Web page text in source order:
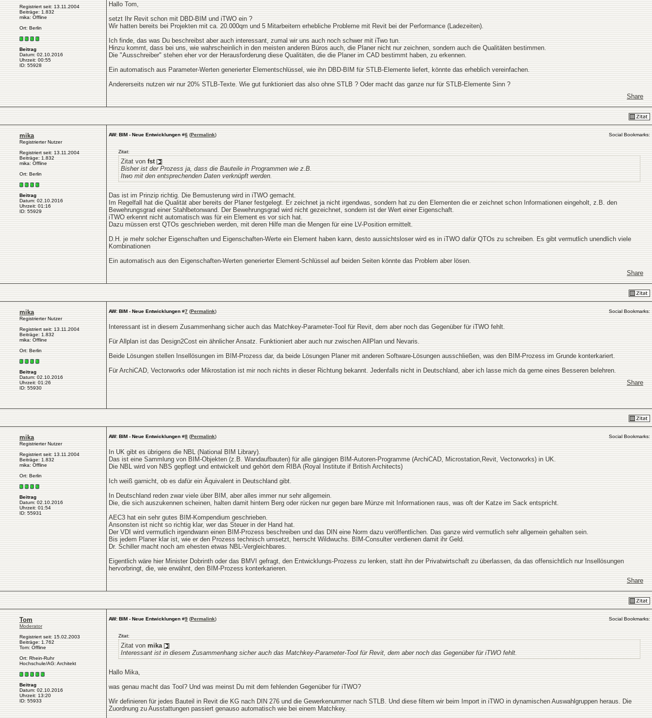
Registriert seit: 13.11.2004
Beiträge: 1.832
mika: Offline
Ort: Berlin
Beitrag
Datum: 02.10.2016
Uhrzeit: 00:55
ID: 55928
Hallo Tom,
setzt Ihr Revit schon mit DBD-BIM und iTWO ein ?
Wir hatten bereits bei Projekten mit ca. 20.000qm und 5 Mitarbeitern erhebliche Probleme mit Revit bei der Performance (Ladezeiten).
Ich finde, das was Du beschreibst aber auch interessant, zumal wir uns auch noch schwer mit iTwo tun.
Hinzu kommt, dass bei uns, wie wahrscheinlich in den meisten anderen Büros auch, die Planer nicht nur zeichnen, sondern auch die Qualitäten bestimmen.
Die "Ausschreiber" stehen eher vor der Herausforderung diese Qualitäten, die die Planer im CAD bestimmt haben, zu erkennen.
Ein automatisch aus Parameter-Werten generierter Elementschlüssel, wie ihn DBD-BIM für STLB-Elemente liefert, könnte das erheblich vereinfachen.
Andererseits nutzen wir nur 20% STLB-Texte. Wie gut funktioniert das also ohne STLB ? Oder macht das ganze nur für STLB-Elemente Sinn ?
Share
mika
Registrierter Nutzer
Registriert seit: 13.11.2004
Beiträge: 1.832
mika: Offline
Ort: Berlin
Beitrag
Datum: 02.10.2016
Uhrzeit: 01:16
ID: 55929
AW: BIM - Neue Entwicklungen #6 (Permalink) Social Bookmarks:
Zitat:
Zitat von fst
Bisher ist der Prozess ja, dass die Bauteile in Programmen wie z.B.
Itwo mit den entsprechenden Daten verknüpft werden.
Das ist im Prinzip richtig. Die Bemusterung wird in iTWO gemacht.
Im Regelfall hat die Qualität aber bereits der Planer festgelegt. Er zeichnet ja nicht irgendwas, sondern hat zu den Elementen die er zeichnet schon Informationen eingeholt, z.B. den
Bewehrungsgrad einer Stahlbetonwand. Der Bewehrungsgrad wird nicht gezeichnet, sondern ist der Wert einer Eigenschaft.
iTWO erkennt nicht automatisch was für ein Element es vor sich hat.
Dazu müssen erst QTOs geschrieben werden, mit deren Hilfe man die Mengen für eine LV-Position ermittelt.
D.H. je mehr solcher Eigenschaften und Eigenschaften-Werte ein Element haben kann, desto aussichtsloser wird es in iTWO dafür QTOs zu schreiben. Es gibt vermutlich unendlich viele
Kombinationen
Ein automatisch aus den Eigenschaften-Werten generierter Element-Schlüssel auf beiden Seiten könnte das Problem aber lösen.
Share
mika
Registrierter Nutzer
Registriert seit: 13.11.2004
Beiträge: 1.832
mika: Offline
Ort: Berlin
Beitrag
Datum: 02.10.2016
Uhrzeit: 01:26
ID: 55930
AW: BIM - Neue Entwicklungen #7 (Permalink) Social Bookmarks:
Interessant ist in diesem Zusammenhang sicher auch das Matchkey-Parameter-Tool für Revit, dem aber noch das Gegenüber für iTWO fehlt.
Für Allplan ist das Design2Cost ein ähnlicher Ansatz. Funktioniert aber auch nur zwischen AllPlan und Nevaris.
Beide Lösungen stellen Insellösungen im BIM-Prozess dar, da beide Lösungen Planer mit anderen Software-Lösungen ausschließen, was den BIM-Prozess im Grunde konterkariert.
Für ArchiCAD, Vectorworks oder Mikrostation ist mir noch nichts in dieser Richtung bekannt. Jedenfalls nicht in Deutschland, aber ich lasse mich da gerne eines Besseren belehren.
Share
mika
Registrierter Nutzer
Registriert seit: 13.11.2004
Beiträge: 1.832
mika: Offline
Ort: Berlin
Beitrag
Datum: 02.10.2016
Uhrzeit: 01:54
ID: 55931
AW: BIM - Neue Entwicklungen #8 (Permalink) Social Bookmarks:
In UK gibt es übrigens die NBL (National BIM Library).
Das ist eine Sammlung von BIM-Objekten (z.B. Wandaufbauten) für alle gängigen BIM-Autoren-Programme (ArchiCAD, Microstation,Revit, Vectorworks) in UK.
Die NBL wird von NBS gepflegt und entwickelt und gehört dem RIBA (Royal Institute if British Architects)
Ich weiß garnicht, ob es dafür ein Äquivalent in Deutschland gibt.
In Deutschland reden zwar viele über BIM, aber alles immer nur sehr allgemein.
Die, die sich auszukennen scheinen, halten damit hintern Berg oder rücken nur gegen bare Münze mit Informationen raus, was oft der Katze im Sack entspricht.
AEC3 hat ein sehr gutes BIM-Kompendium geschrieben.
Ansonsten ist nicht so richtig klar, wer das Steuer in der Hand hat.
Der VDI wird vermutlich irgendwann einen BIM-Prozess beschreiben und das DIN eine Norm dazu veröffentlichen. Das ganze wird vermutlich sehr allgemein gehalten sein.
Bis jedem Planer klar ist, wie er den Prozess technisch umsetzt, herrscht Wildwuchs. BIM-Consulter verdienen damit ihr Geld.
Dr. Schiller macht noch am ehesten etwas NBL-Vergleichbares.
Eigentlich wäre hier Minister Dobrinth oder das BMVI gefragt, den Entwicklungs-Prozess zu lenken, statt ihn der Privatwirtschaft zu überlassen, da das offensichtlich nur Insellösungen
hervorbringt, die, wie erwähnt, den BIM-Prozess konterkarieren.
Share
Tom
Moderator
Registriert seit: 15.02.2003
Beiträge: 1.762
Tom: Offline
Ort: Rhein-Ruhr
Hochschule/AG: Architekt
Beitrag
Datum: 02.10.2016
Uhrzeit: 13:20
ID: 55933
AW: BIM - Neue Entwicklungen #9 (Permalink) Social Bookmarks:
Zitat:
Zitat von mika
Interessant ist in diesem Zusammenhang sicher auch das Matchkey-Parameter-Tool für Revit, dem aber noch das Gegenüber für iTWO fehlt.
Hallo Mika,
was genau macht das Tool? Und was meinst Du mit dem fehlenden Gegenüber für iTWO?
Wir definieren für jedes Bauteil in Revit die KG nach DIN 276 und die Gewerkenummer nach STLB. Und diese filtern wir beim Import in iTWO in dynamischen Auswahlgruppen heraus. Die
Zuordnung zu Ausstattungen passiert genauso automatisch wie bei einem Matchkey.